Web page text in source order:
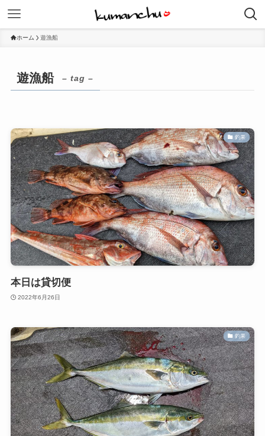
ホーム 遊漁船
遊漁船 – tag –
釣果
本日は貸切便
2022年6月26日
釣果